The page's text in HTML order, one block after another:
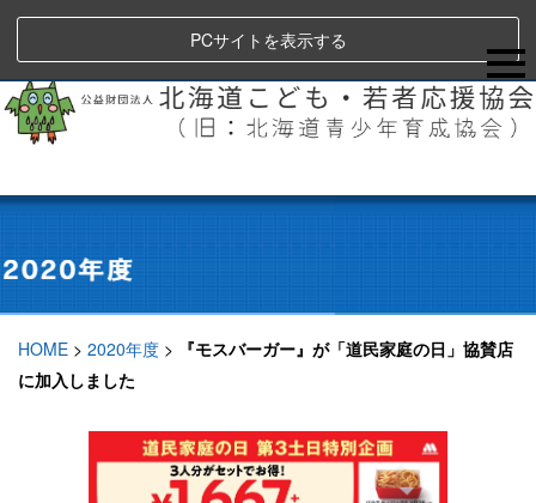
PCサイトを表示する
HOME > 2020年度 >
『モスバーガー』が「道民家庭の日」協賛店
に加入しました